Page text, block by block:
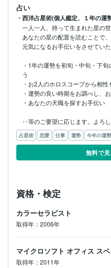
占い
・西洋占星術(個人鑑定、１年の運
一人一人、持って生まれた星の世
あなたの星の配置を読むことで
元気になるお手伝いをさせていた
・1年の運勢を初旬・中旬・下
う
・お2人のホロスコープから相性
・運勢の良い時期をお調べし、
・あなたの天職を探すお手伝い
占星術 恋愛 仕事 運勢 今年の運勢
無料で
資格・検定
カラーセラピスト
取得年：2006年
マイクロソフト オフィス スペ
取得年：2011年